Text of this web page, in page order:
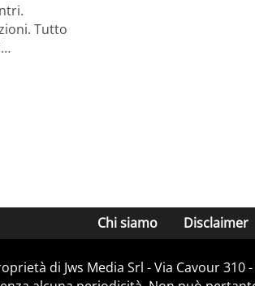
Tutto
Chi siamo Disclaimer
di Jws Media Srl - Via Cavour